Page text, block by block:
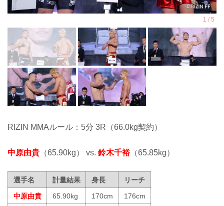
RIZIN MMAルール：5分 3R（66.0kg契約）
中原由貴 （65.90kg） vs. 鈴木千裕（65.85kg）
選手名 計量結果 身長
リーチ
中原由貴
65.90kg 170cm
176cm